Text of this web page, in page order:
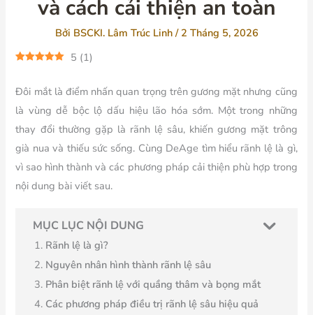
và cách cải thiện an toàn
Bởi BSCKI. Lâm Trúc Linh/ 2 Tháng 5, 2026
5 (1)
Đôi mắt là điểm nhấn quan trọng trên gương mặt nhưng cũng
là vùng dễ bộc lộ dấu hiệu lão hóa sớm. Một trong những
thay đổi thường gặp là rãnh lệ sâu, khiến gương mặt trông
già nua và thiếu sức sống. Cùng DeAge tìm hiểu rãnh lệ là gì,
vì sao hình thành và các phương pháp cải thiện phù hợp trong
nội dung bài viết sau.
MỤC LỤC NỘI DUNG
Rãnh lệ là gì?
Nguyên nhân hình thành rãnh lệ sâu
Phân biệt rãnh lệ với quầng thâm và bọng mắt
Các phương pháp điều trị rãnh lệ sâu hiệu quả